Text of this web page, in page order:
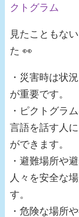
クトグラム
見たこともな
た 👀
・災害時は状
が重要です。
・ピクトグラ
言語を話す人
ができます。
・避難場所や
人々を安全な
す。
・危険な場所